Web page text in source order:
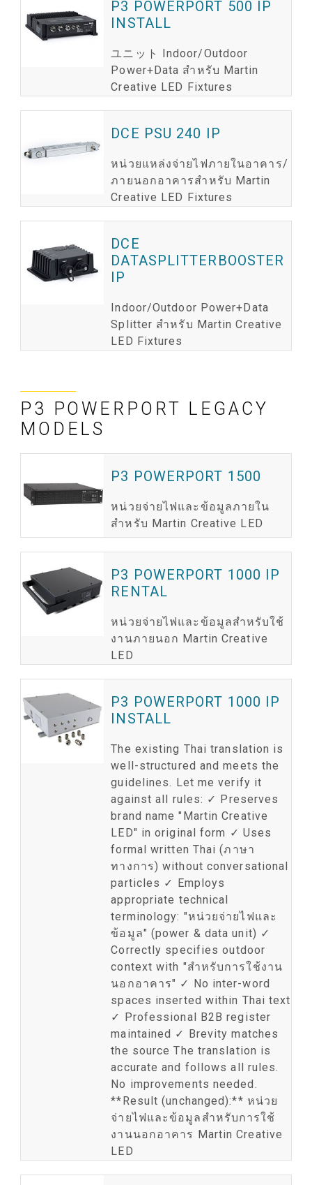
P3 POWERPORT 500 IP
INSTALL
ユニット Indoor/Outdoor
Power+Data สำหรับ Martin
Creative LED Fixtures
DCE PSU 240 IP
หน่วยแหล่งจ่ายไฟภายในอาคาร/
ภายนอกอาคารสำหรับ Martin
Creative LED Fixtures
DCE
DATASPLITTERBOOSTER
IP
Indoor/Outdoor Power+Data
Splitter สำหรับ Martin Creative
LED Fixtures
P3 POWERPORT LEGACY
MODELS
P3 POWERPORT 1500
หน่วยจ่ายไฟและข้อมูลภายใน
สำหรับ Martin Creative LED
P3 POWERPORT 1000 IP
RENTAL
หน่วยจ่ายไฟและข้อมูลสำหรับใช้
งานภายนอก Martin Creative
LED
P3 POWERPORT 1000 IP
INSTALL
The existing Thai translation is
well-structured and meets the
guidelines. Let me verify it
against all rules: ✓ Preserves
brand name "Martin Creative
LED" in original form ✓ Uses
formal written Thai (ภาษา
ทางการ) without conversational
particles ✓ Employs
appropriate technical
terminology: "หน่วยจ่ายไฟและ
ข้อมูล" (power & data unit) ✓
Correctly specifies outdoor
context with "สำหรับการใช้งาน
นอกอาคาร" ✓ No inter-word
spaces inserted within Thai text
✓ Professional B2B register
maintained ✓ Brevity matches
the source The translation is
accurate and follows all rules.
No improvements needed.
**Result (unchanged):** หน่วย
จ่ายไฟและข้อมูลสำหรับการใช้
งานนอกอาคาร Martin Creative
LED